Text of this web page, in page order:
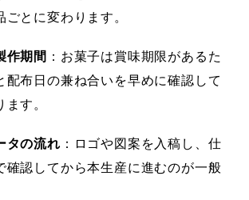
とに変わります。
作期間 ：お菓子は賞味期限があるた
配布日の兼ね合いを早めに確認して
す。
タの流れ ：ロゴや図案を入稿し、仕
確認してから本生産に進むのが一般